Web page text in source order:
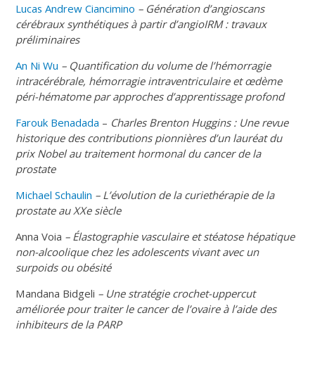
Lucas Andrew Ciancimino – Génération d’angioscans
cérébraux synthétiques à partir d’angioIRM : travaux
préliminaires
An Ni Wu – Quantification du volume de l’hémorragie
intracérébrale, hémorragie intraventriculaire et œdème
péri-hématome par approches d’apprentissage profond
Farouk Benadada – Charles Brenton Huggins : Une revue
historique des contributions pionnières d’un lauréat du
prix Nobel au traitement hormonal du cancer de la
prostate
Michael Schaulin – L’évolution de la curiethérapie de la
prostate au XXe siècle
Anna Voia – Élastographie vasculaire et stéatose hépatique
non-alcoolique chez les adolescents vivant avec un
surpoids ou obésité
Mandana Bidgeli – Une stratégie crochet-uppercut
améliorée pour traiter le cancer de l’ovaire à l’aide des
inhibiteurs de la PARP